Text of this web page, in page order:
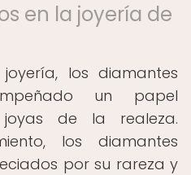
en la joyería de
los diamantes
un papel
de la realeza.
los diamantes
por su rareza y